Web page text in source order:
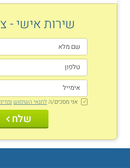
שירות אישי -
אני מסכים/ה לתנאי השימוש
שלח